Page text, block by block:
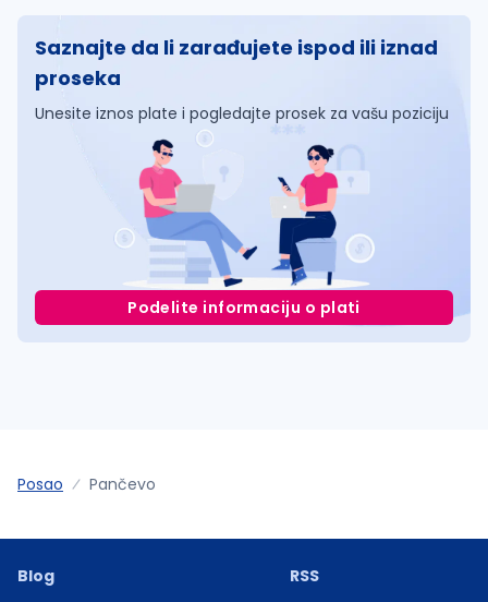
Saznajte da li zarađujete ispod ili iznad
proseka
Unesite iznos plate i pogledajte prosek za vašu poziciju
Podelite informaciju o plati
Posao Pančevo
Blog
RSS